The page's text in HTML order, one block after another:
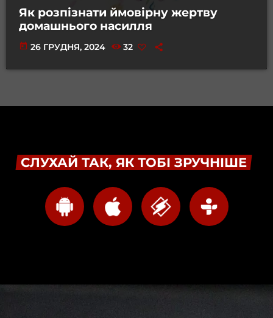
Як розпізнати ймовірну жертву
домашнього насилля
today 26 ГРУДНЯ, 2024 32
СЛУХАЙ ТАК, ЯК ТОБІ ЗРУЧНІШЕ